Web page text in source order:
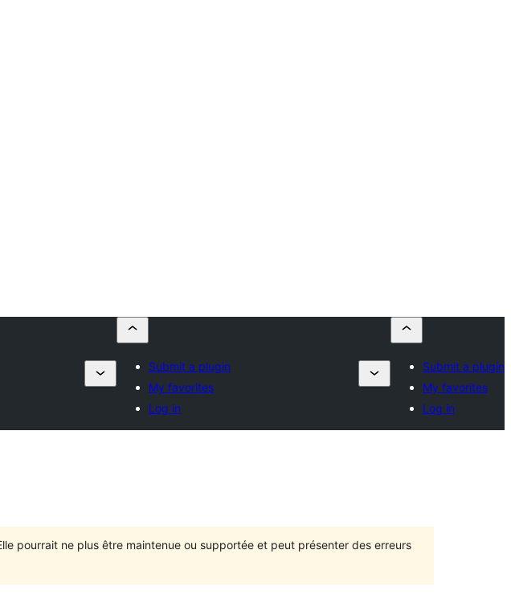
Submit a plugin
My favorites
Log in
Submit a plugin
My favorites
Log in
pourrait ne plus être maintenue ou supportée et peut présenter des erreurs